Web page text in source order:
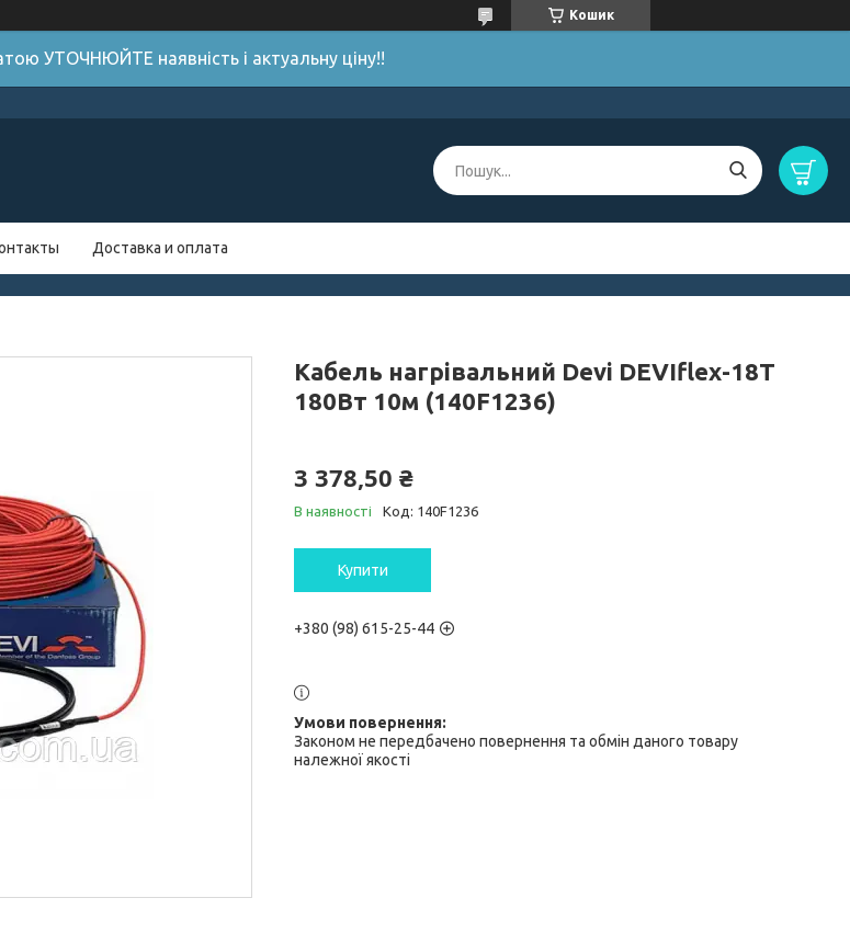
Кошик
УТОЧНЮЙТЕ наявність і актуальну ціну!!
Доставка и оплата
Кабель нагрівальний Devi DEVIflex-18T
180Вт 10м (140F1236)
3 378,50 ₴
В наявності Код: 140F1236
Купити
+380 (98) 615-25-44
Законом не передбачено повернення та обмін даного товару
належної якості